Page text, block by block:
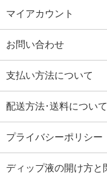
マイアカウント
お問い合わせ
支払い方法について
配送方法･送料について
プライバシーポリシー
ディップ液の開け方と